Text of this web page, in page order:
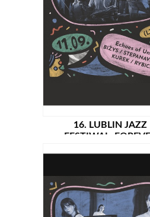
16. LUBLIN JAZZ
FESTIWAL:
RYBICKI (LT/PL) /
PRAPREMIERA!